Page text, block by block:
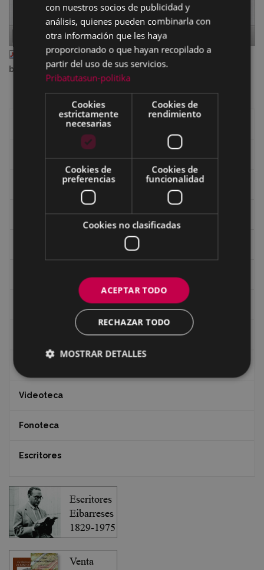
Page 1 of20
apirila 17 abril.pdf— PDF document, 2.96 MB (3104421
bytes)
Libros de Eibar
Goi Argi
Revista "Gure Herria"
Documentos y artículos
Videoteca
Fonoteca
Escritores
con nuestros socios de publicidad y
análisis, quienes pueden combinarla con
otra información que les haya
proporcionado o que hayan recopilado a
partir del uso de sus servicios.
Pribatutasun-politika
Cookies
estrictamente
necesarias
Cookies de
rendimiento
Cookies de
preferencias
Cookies de
funcionalidad
Cookies no clasificadas
ACEPTAR TODO
RECHAZAR TODO
MOSTRAR DETALLES